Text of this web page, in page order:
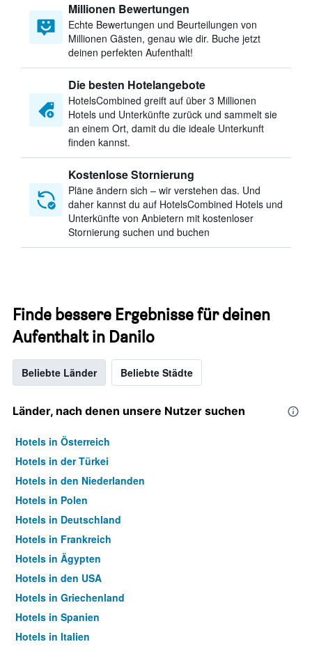
Millionen Bewertungen
Echte Bewertungen und Beurteilungen von
Millionen Gästen, genau wie dir. Buche jetzt
deinen perfekten Aufenthalt!
Die besten Hotelangebote
HotelsCombined greift auf über 3 Millionen
Hotels und Unterkünfte zurück und sammelt sie
an einem Ort, damit du die ideale Unterkunft
finden kannst.
Kostenlose Stornierung
Pläne ändern sich – wir verstehen das. Und
daher kannst du auf HotelsCombined Hotels und
Unterkünfte von Anbietern mit kostenloser
Stornierung suchen und buchen
Finde bessere Ergebnisse für deinen
Aufenthalt in Danilo
Beliebte Länder Beliebte Städte
Länder, nach denen unsere Nutzer suchen
Hotels in Österreich
Hotels in der Türkei
Hotels in den Niederlanden
Hotels in Polen
Hotels in Deutschland
Hotels in Frankreich
Hotels in Ägypten
Hotels in den USA
Hotels in Griechenland
Hotels in Spanien
Hotels in Italien